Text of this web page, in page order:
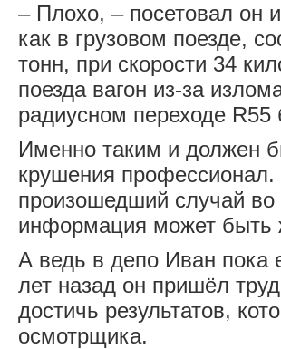
– Плохо, – посетовал он
как в грузовом поезде,
тонн, при скорости 34
поезда вагон из-за
радиусном переходе
Именно таким и должен
крушения
произошедший случай
информация может быть
А ведь в депо Иван пока
лет назад он пришёл
достичь результатов,
осмотрщика.